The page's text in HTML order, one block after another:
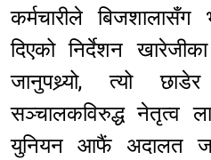
कर्मचारीले
दिएको निर्देशन
जानुपथ्र्यो, त्यो
सञ्चालकविरुद्ध नेतृत्व
युनियन आफैं अदालत